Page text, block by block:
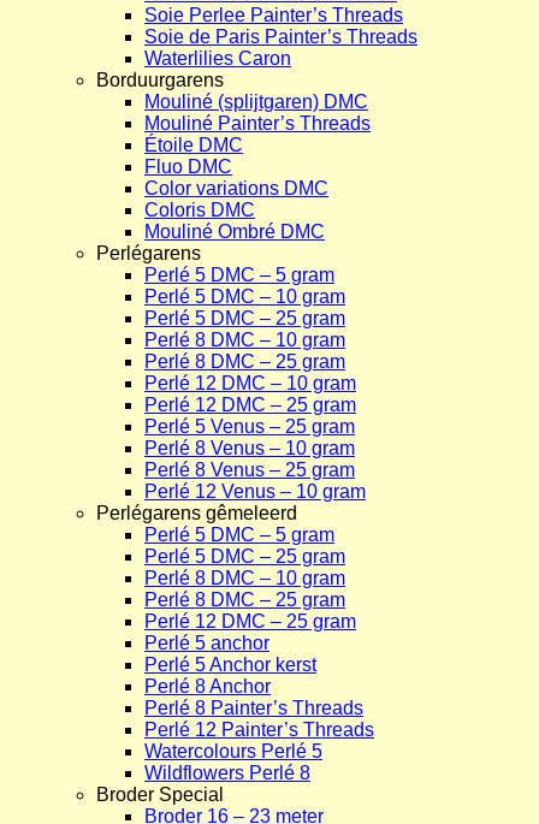
Soie Perlee Painter’s Threads
Soie de Paris Painter’s Threads
Waterlilies Caron
Borduurgarens
Mouliné (splijtgaren) DMC
Mouliné Painter’s Threads
Étoile DMC
Fluo DMC
Color variations DMC
Coloris DMC
Mouliné Ombré DMC
Perlégarens
Perlé 5 DMC – 5 gram
Perlé 5 DMC – 10 gram
Perlé 5 DMC – 25 gram
Perlé 8 DMC – 10 gram
Perlé 8 DMC – 25 gram
Perlé 12 DMC – 10 gram
Perlé 12 DMC – 25 gram
Perlé 5 Venus – 25 gram
Perlé 8 Venus – 10 gram
Perlé 8 Venus – 25 gram
Perlé 12 Venus – 10 gram
Perlégarens gêmeleerd
Perlé 5 DMC – 5 gram
Perlé 5 DMC – 25 gram
Perlé 8 DMC – 10 gram
Perlé 8 DMC – 25 gram
Perlé 12 DMC – 25 gram
Perlé 5 anchor
Perlé 5 Anchor kerst
Perlé 8 Anchor
Perlé 8 Painter’s Threads
Perlé 12 Painter’s Threads
Watercolours Perlé 5
Wildflowers Perlé 8
Broder Special
Broder 16 – 23 meter